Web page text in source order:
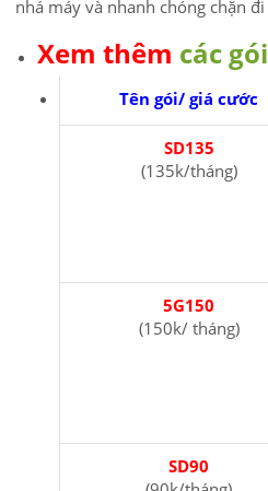
nhá máy và nhanh chóng chặn
Xem thêm các
Tên gói/ giá cước
SD135
(135k/tháng)
5G150
(150k/ tháng)
SD90